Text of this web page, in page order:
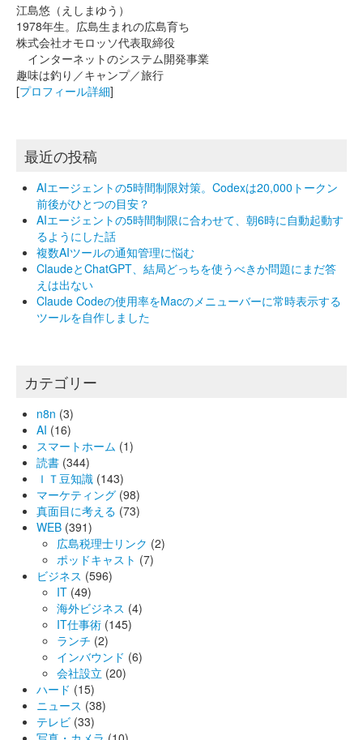
江島悠（えしまゆう）
1978年生。広島生まれの広島育ち
株式会社オモロッソ代表取締役
インターネットのシステム開発事業
趣味は釣り／キャンプ／旅行
[プロフィール詳細]
最近の投稿
AIエージェントの5時間制限対策。Codexは20,000トークン
前後がひとつの目安？
AIエージェントの5時間制限に合わせて、朝6時に自動起動す
るようにした話
複数AIツールの通知管理に悩む
ClaudeとChatGPT、結局どっちを使うべきか問題にまだ答
えは出ない
Claude Codeの使用率をMacのメニューバーに常時表示する
ツールを自作しました
カテゴリー
n8n (3)
AI (16)
スマートホーム (1)
読書 (344)
ＩＴ豆知識 (143)
マーケティング (98)
真面目に考える (73)
WEB (391)
広島税理士リンク (2)
ポッドキャスト (7)
ビジネス (596)
IT (49)
海外ビジネス (4)
IT仕事術 (145)
ランチ (2)
インバウンド (6)
会社設立 (20)
ハード (15)
ニュース (38)
テレビ (33)